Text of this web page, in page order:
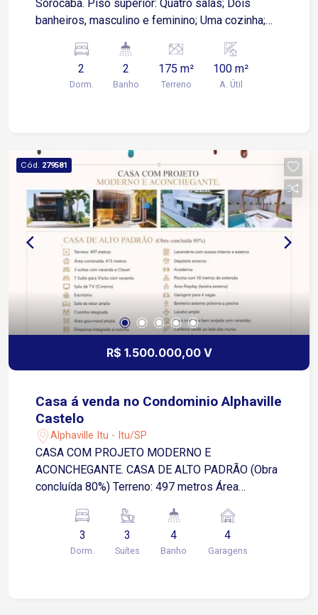
Sorocaba. Piso superior: Quatro salas; Dois
banheiros, masculino e feminino; Uma cozinha;
Garagem para dois veículos; Um quarto; Uma
salão; Uma cozinha; Um banheiro; Um quintal.
2
Dorm.
2
Banho
175 m²
Terreno
100 m²
A. Útil
Cód. 279581
R$ 1.500.000,00 V
Casa á venda no Condominio Alphaville
Castelo
Alphaville Itu - Itu/SP
CASA COM PROJETO MODERNO E
ACONCHEGANTE. CASA DE ALTO PADRÃO (Obra
concluída 80%) Terreno: 497 metros Área
Closet 1 Suíte para Visita com varanda Sala de
TV (Cinema) Escritório Sala de estar ampla
Cozinha integrada Área gourmand ampla
3
Dorm.
3
Suítes
4
Banho
4
Garagens